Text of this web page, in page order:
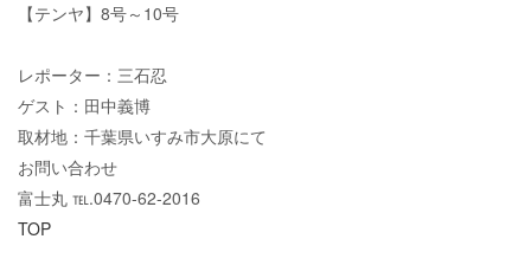
【テンヤ】8号～10号
レポーター：三石忍
ゲスト：田中義博
取材地：千葉県いすみ市大原にて
お問い合わせ
富士丸 ℡.0470-62-2016
TOP